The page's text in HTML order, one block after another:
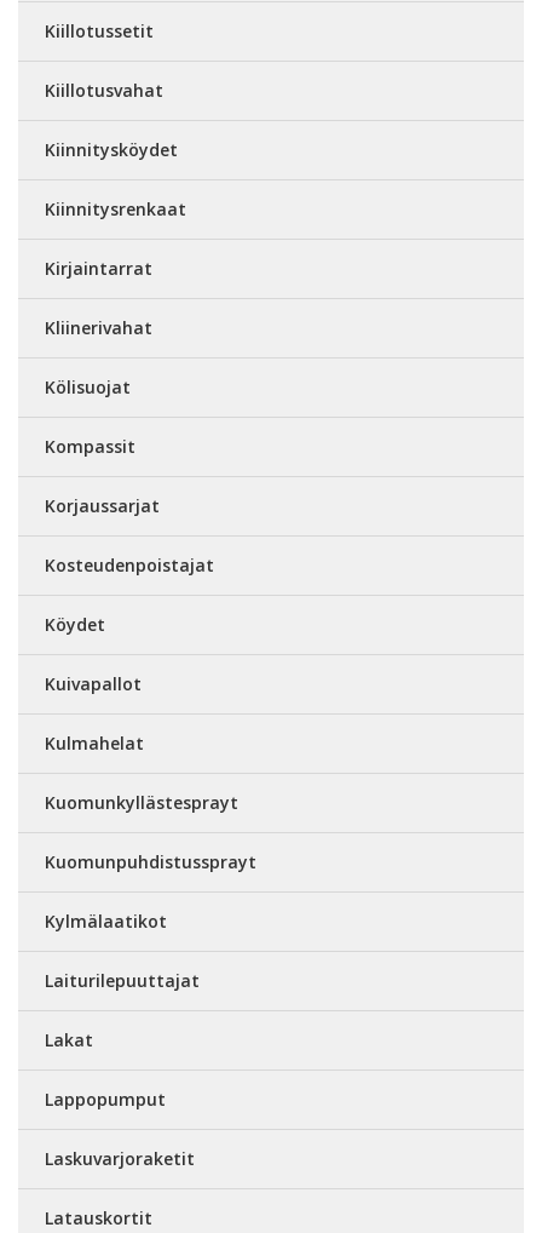
Kiillotussetit
Kiillotusvahat
Kiinnitysköydet
Kiinnitysrenkaat
Kirjaintarrat
Kliinerivahat
Kölisuojat
Kompassit
Korjaussarjat
Kosteudenpoistajat
Köydet
Kuivapallot
Kulmahelat
Kuomunkyllästesprayt
Kuomunpuhdistussprayt
Kylmälaatikot
Laiturilepuuttajat
Lakat
Lappopumput
Laskuvarjoraketit
Latauskortit